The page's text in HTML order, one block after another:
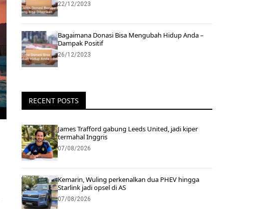
22/12/2023
Bagaimana Donasi Bisa Mengubah Hidup Anda –
Dampak Positif
26/12/2023
RECENT POSTS
James Trafford gabung Leeds United, jadi kiper
termahal Inggris
07/08/2026
Kemarin, Wuling perkenalkan dua PHEV hingga
Starlink jadi opsel di AS
07/08/2026